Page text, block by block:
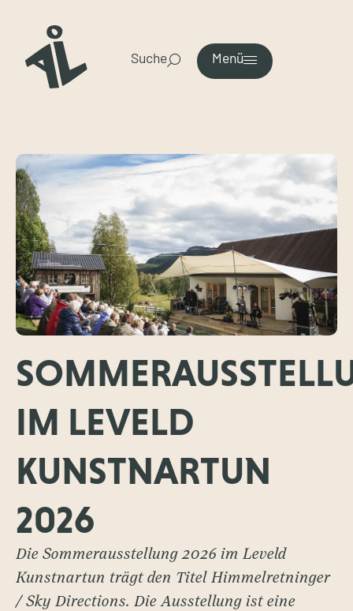
Suche Menü
IM LEVELD
KUNSTNARTUN
2026
Die Sommerausstellung 2026 im Leveld
Kunstnartun trägt den Titel Himmelretninger
/ Sky Directions. Die Ausstellung ist eine